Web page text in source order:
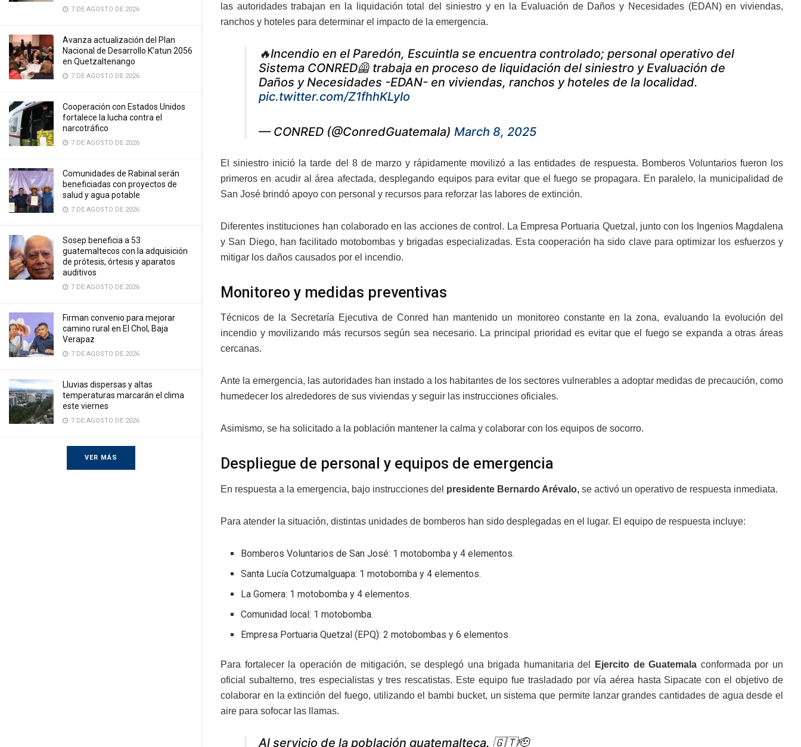
7 DE AGOSTO DE 2026
Avanza actualización del Plan
Nacional de Desarrollo K’atun 2056
en Quetzaltenango
7 DE AGOSTO DE 2026
Cooperación con Estados Unidos
fortalece la lucha contra el
narcotráfico
7 DE AGOSTO DE 2026
Comunidades de Rabinal serán
beneficiadas con proyectos de
salud y agua potable
7 DE AGOSTO DE 2026
Sosep beneficia a 53
guatemaltecos con la adquisición
de prótesis, órtesis y aparatos
auditivos
7 DE AGOSTO DE 2026
Firman convenio para mejorar
camino rural en El Chol, Baja
Verapaz
7 DE AGOSTO DE 2026
Lluvias dispersas y altas
temperaturas marcarán el clima
este viernes
7 DE AGOSTO DE 2026
VER MÁS
las autoridades trabajan en la liquidación total del siniestro y en la Evaluación de Daños y Necesidades (EDAN) en viviendas,
ranchos y hoteles para determinar el impacto de la emergencia.
🔥Incendio en el Paredón, Escuintla se encuentra controlado; personal operativo del
Sistema CONRED🦺 trabaja en proceso de liquidación del siniestro y Evaluación de
Daños y Necesidades -EDAN- en viviendas, ranchos y hoteles de la localidad.
pic.twitter.com/Z1fhhKLyIo
— CONRED (@ConredGuatemala) March 8, 2025
El siniestro inició la tarde del 8 de marzo y rápidamente movilizó a las entidades de respuesta. Bomberos Voluntarios fueron los
primeros en acudir al área afectada, desplegando equipos para evitar que el fuego se propagara. En paralelo, la municipalidad de
San José brindó apoyo con personal y recursos para reforzar las labores de extinción.
Diferentes instituciones han colaborado en las acciones de control. La Empresa Portuaria Quetzal, junto con los Ingenios Magdalena
y San Diego, han facilitado motobombas y brigadas especializadas. Esta cooperación ha sido clave para optimizar los esfuerzos y
mitigar los daños causados por el incendio.
Monitoreo y medidas preventivas
Técnicos de la Secretaría Ejecutiva de Conred han mantenido un monitoreo constante en la zona, evaluando la evolución del
incendio y movilizando más recursos según sea necesario. La principal prioridad es evitar que el fuego se expanda a otras áreas
cercanas.
Ante la emergencia, las autoridades han instado a los habitantes de los sectores vulnerables a adoptar medidas de precaución, como
humedecer los alrededores de sus viviendas y seguir las instrucciones oficiales.
Asimismo, se ha solicitado a la población mantener la calma y colaborar con los equipos de socorro.
Despliegue de personal y equipos de emergencia
En respuesta a la emergencia, bajo instrucciones del presidente Bernardo Arévalo, se activó un operativo de respuesta inmediata.
Para atender la situación, distintas unidades de bomberos han sido desplegadas en el lugar. El equipo de respuesta incluye:
Bomberos Voluntarios de San José: 1 motobomba y 4 elementos.
Santa Lucía Cotzumalguapa: 1 motobomba y 4 elementos.
La Gomera: 1 motobomba y 4 elementos.
Comunidad local: 1 motobomba.
Empresa Portuaria Quetzal (EPQ): 2 motobombas y 6 elementos.
Para fortalecer la operación de mitigación, se desplegó una brigada humanitaria del Ejercito de Guatemala conformada por un
oficial subalterno, tres especialistas y tres rescatistas. Este equipo fue trasladado por vía aérea hasta Sipacate con el objetivo de
colaborar en la extinción del fuego, utilizando el bambi bucket, un sistema que permite lanzar grandes cantidades de agua desde el
aire para sofocar las llamas.
Al servicio de la población guatemalteca. 🇬🇹🫡